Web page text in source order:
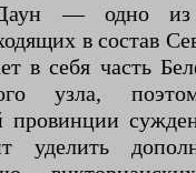
— одно из
в состав
в себя часть
узла,
провинции
уделить